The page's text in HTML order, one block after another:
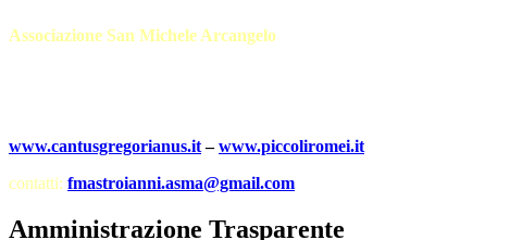
Associazione San Michele Arcangelo
www.cantusgregorianus.it–www.piccoliromei.it
contatti: fmastroianni.asma@gmail.com
Amministrazione Trasparente